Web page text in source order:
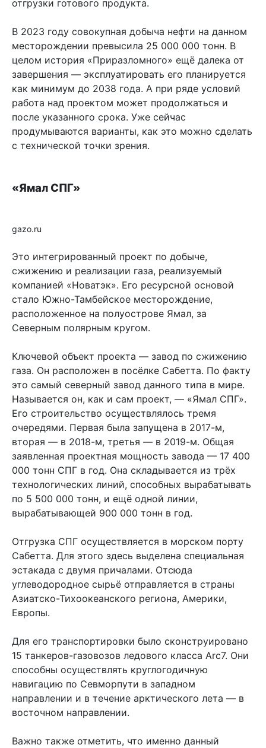
отгрузки готового продукта.
В 2023 году совокупная добыча нефти на данном
месторождении превысила 25 000 000 тонн. В
целом история «Приразломного» ещё далека от
завершения — эксплуатировать его планируется
как минимум до 2038 года. А при ряде условий
работа над проектом может продолжаться и
после указанного срока. Уже сейчас
продумываются варианты, как это можно сделать
с технической точки зрения.
«Ямал СПГ»
gazo.ru
Это интегрированный проект по добыче,
сжижению и реализации газа, реализуемый
компанией «Новатэк». Его ресурсной основой
стало Южно-Тамбейское месторождение,
расположенное на полуострове Ямал, за
Северным полярным кругом.
Ключевой объект проекта — завод по сжижению
газа. Он расположен в посёлке Сабетта. По факту
это самый северный завод данного типа в мире.
Называется он, как и сам проект, — «Ямал СПГ».
Его строительство осуществлялось тремя
очередями. Первая была запущена в 2017-м,
вторая — в 2018-м, третья — в 2019-м. Общая
заявленная проектная мощность завода — 17 400
000 тонн СПГ в год. Она складывается из трёх
технологических линий, способных вырабатывать
по 5 500 000 тонн, и ещё одной линии,
вырабатывающей 900 000 тонн в год.
Отгрузка СПГ осуществляется в морском порту
Сабетта. Для этого здесь выделена специальная
эстакада с двумя причалами. Отсюда
углеводородное сырьё отправляется в страны
Азиатско-Тихоокеанского региона, Америки,
Европы.
Для его транспортировки было сконструировано
15 танкеров-газовозов ледового класса Arc7. Они
способны осуществлять круглогодичную
навигацию по Севморпути в западном
направлении и в течение арктического лета — в
восточном направлении.
Важно также отметить, что именно данный